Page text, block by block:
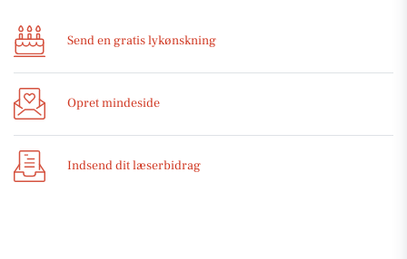
Send en gratis lykønskning
Opret mindeside
Indsend dit læserbidrag